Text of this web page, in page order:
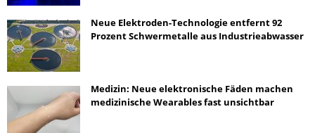
Neue Elektroden-Technologie entfernt 92
Prozent Schwermetalle aus Industrieabwasser
Medizin: Neue elektronische Fäden machen
medizinische Wearables fast unsichtbar